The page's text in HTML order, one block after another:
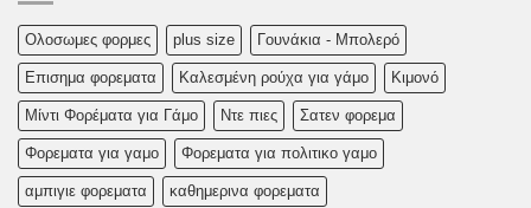
Oλoσωμες φoρμες plus size Γουνάκια - Μπολερό
Επισημα φορεματα Καλεσμένη ρούχα για γάμο Κιμονό
Μίντι Φορέματα για Γάμο Ντε πιες Σατεν φορεμα
Φορεματα για γαμο Φορεματα για πολιτικο γαμο
αμπιγιε φορεματα καθημερινα φορεματα